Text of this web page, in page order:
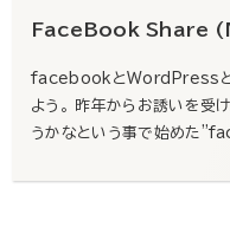
FaceBook Share
facebookとWordPressと
よう。 昨年からお誘いを受
うかなという事で始めた